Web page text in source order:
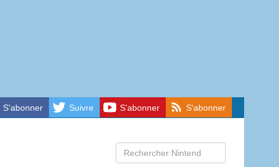
S'abonner Suivre S'abonner S'abonner